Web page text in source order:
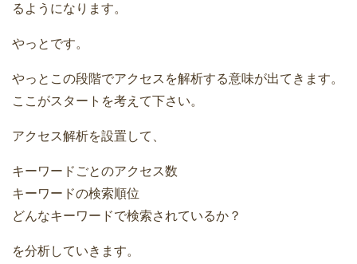
るようになります。
やっとです。
やっとこの段階でアクセスを解析する意味が出てきます。
ここがスタートを考えて下さい。
アクセス解析を設置して、
キーワードごとのアクセス数
キーワードの検索順位
どんなキーワードで検索されているか？
を分析していきます。